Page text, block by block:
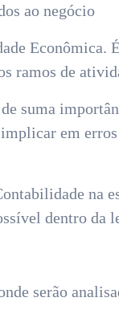
ao negócio
Econômica.
ramos de
suma
em
na
dentro da
serão